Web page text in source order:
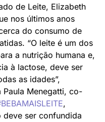
de Leite, Elizabeth
nos últimos anos
do consumo de
“O leite é um dos
a nutrição humana e,
à lactose, deve ser
as idades”,
Paula Menegatti, co-
,
deve ser confundida